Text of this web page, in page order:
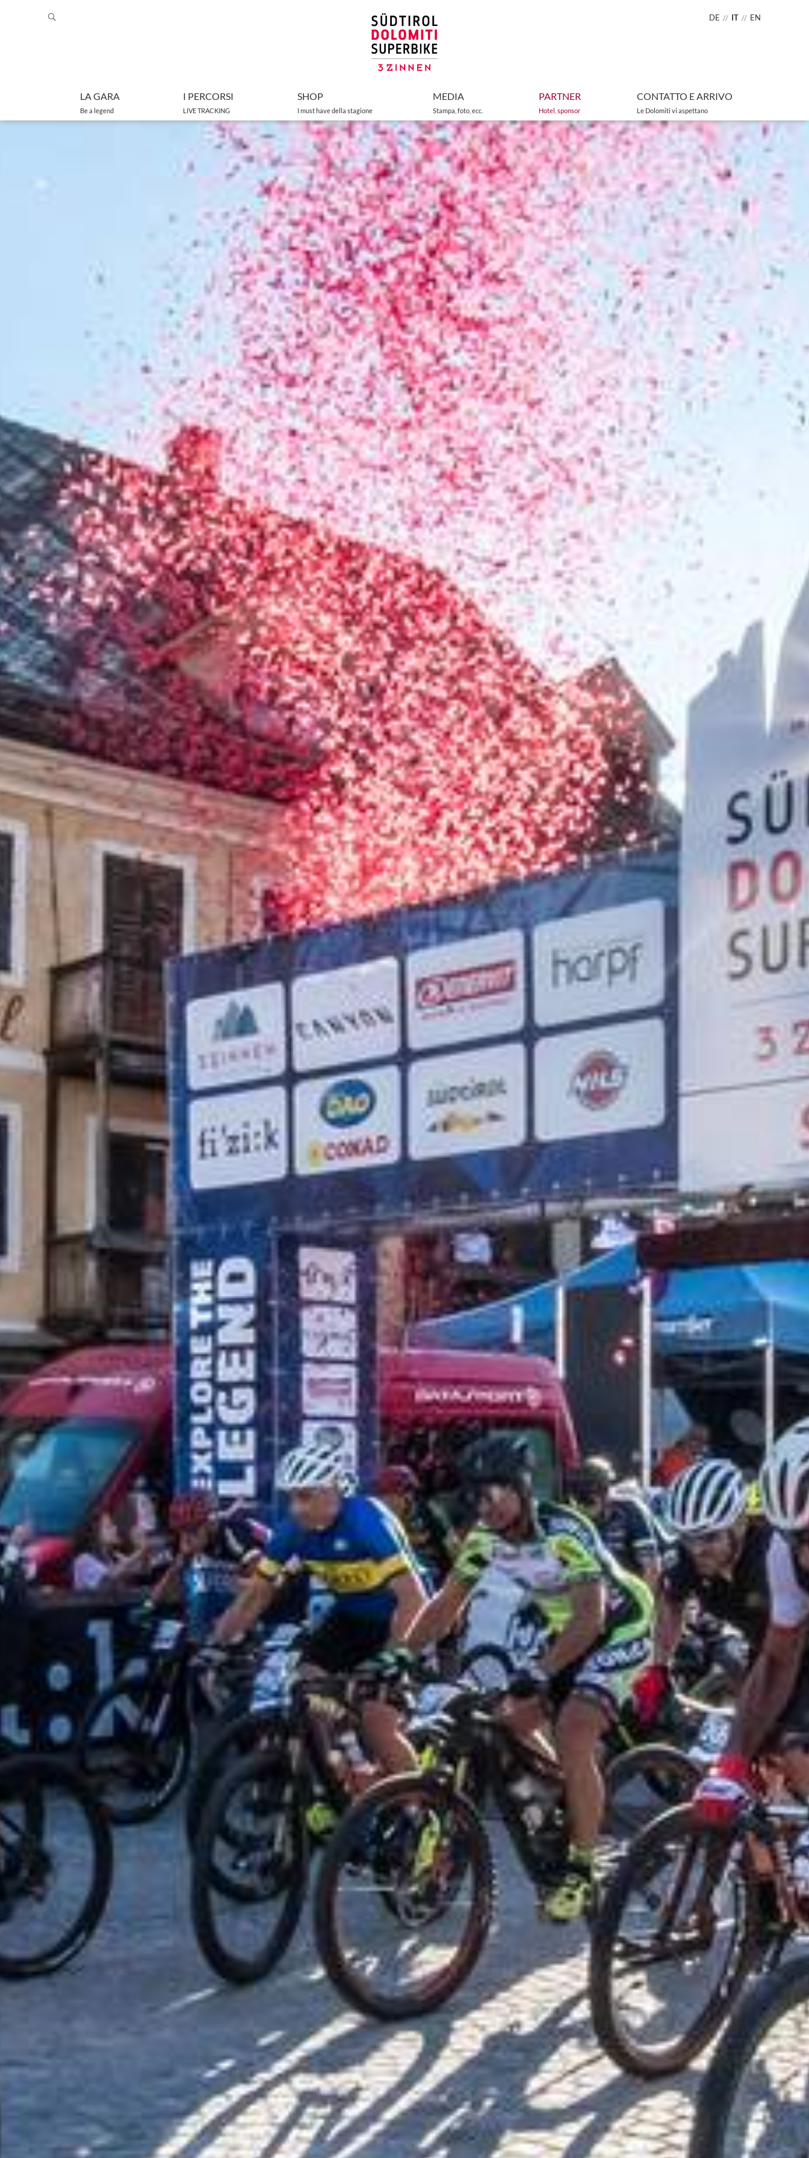
DE IT EN
LA GARA
Be a legend
I vincitori dal 1995 a oggi
I PERCORSI
LIVE TRACKING
Percorso classico
Percorso medio
Percorso lungo
Percorso e bike
SHOP
I must have della stagione
MEDIA
Stampa, foto, ecc.
Gallery
Stampa
comunicato stampa
Accredito
PARTNER
Hotel, sponsor
Strutture ricettive
Sponsor
CONTATTO E ARRIVO
Le Dolomiti vi aspettano